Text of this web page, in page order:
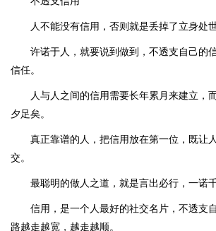
人不能没有信用，否则就是丢掉了立身处
许诺于人，就要说到做到，不透支自己的
信任。
人与人之间的信用需要长年累月来建立，
夕足矣。
真正靠谱的人，把信用放在第一位，既让
交。
最聪明的做人之道，就是言出必行，一诺千
信用，是一个人最好的社交名片，不透支
路越走越宽，越走越顺。